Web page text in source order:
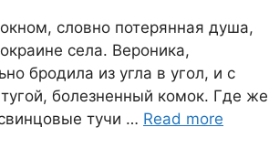
словно потерянная душа,
села. Вероника,
бродила из угла в угол, и с
болезненный комок. Где же
тучи … Read more